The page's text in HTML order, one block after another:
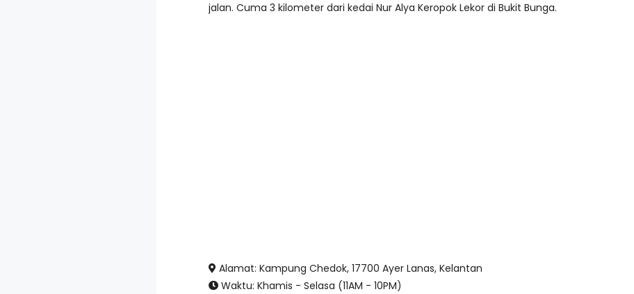
jalan. Cuma 3 kilometer dari kedai Nur Alya Keropok Lekor di Bukit Bunga.
Alamat: Kampung Chedok, 17700 Ayer Lanas, Kelantan
Waktu: Khamis - Selasa (11AM - 10PM)